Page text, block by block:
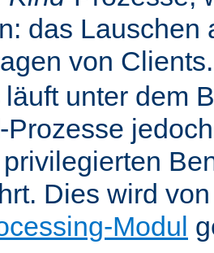
das Lauschen
von
unter dem
Prozesse
Dies wird
Modul